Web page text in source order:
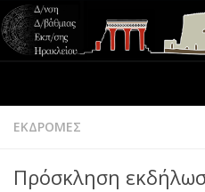
ΕΚΔΡΟΜΕΣ
Πρόσκληση